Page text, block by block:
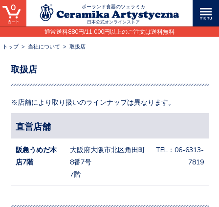
ポーランド食器のツェラミカ
日本公式オンラインストア
通常送料880円/11,000円以上のご注文は送料無料
0
トップ> 当社について > 取扱店
取扱店
※店舗により取り扱いのラインナップは異なります。
直営店舗
阪急うめだ本
店7階
大阪府大阪市北区角田町
8番7号
7階
TEL： 06-6313-
7819